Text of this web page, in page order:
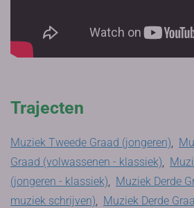
Trajecten
Muziek Tweede Graad (jongeren),
Graad (volwassenen - klassiek),
(jongeren - klassiek), Muziek Derde
muziek schrijven), Muziek Derde